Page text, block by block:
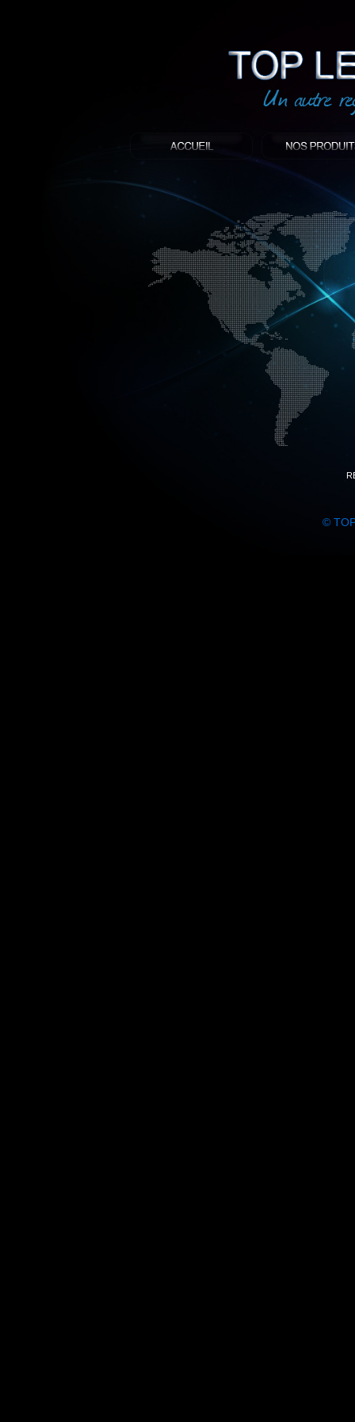
©
: Top led world
Produit décoratif led
Objet publicitaire led
éclairage blanc led
Enseigne publicitaire
Fabriquant et distributeur français
gamme à base de LED.
led, Topledworld, top led world, top
économie énergie, edf, lumière,